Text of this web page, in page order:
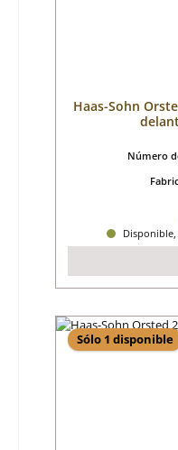
Haas-Sohn
Número
Sólo 1 disponible